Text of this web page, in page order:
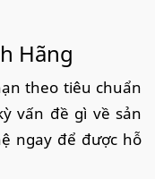
Hãng
theo tiêu chuẩn
vấn đề gì về sản
ngay để được hỗ